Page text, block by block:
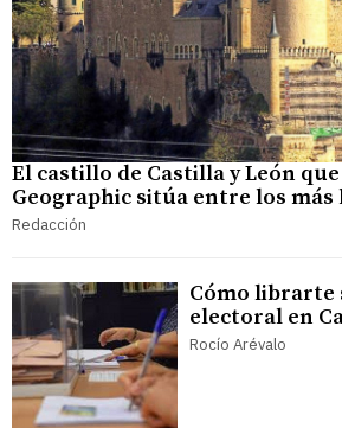
El castillo de Castilla y León
Geographic sitúa entre los más
Redacción
Cómo librarte
electoral en
Rocío Arévalo